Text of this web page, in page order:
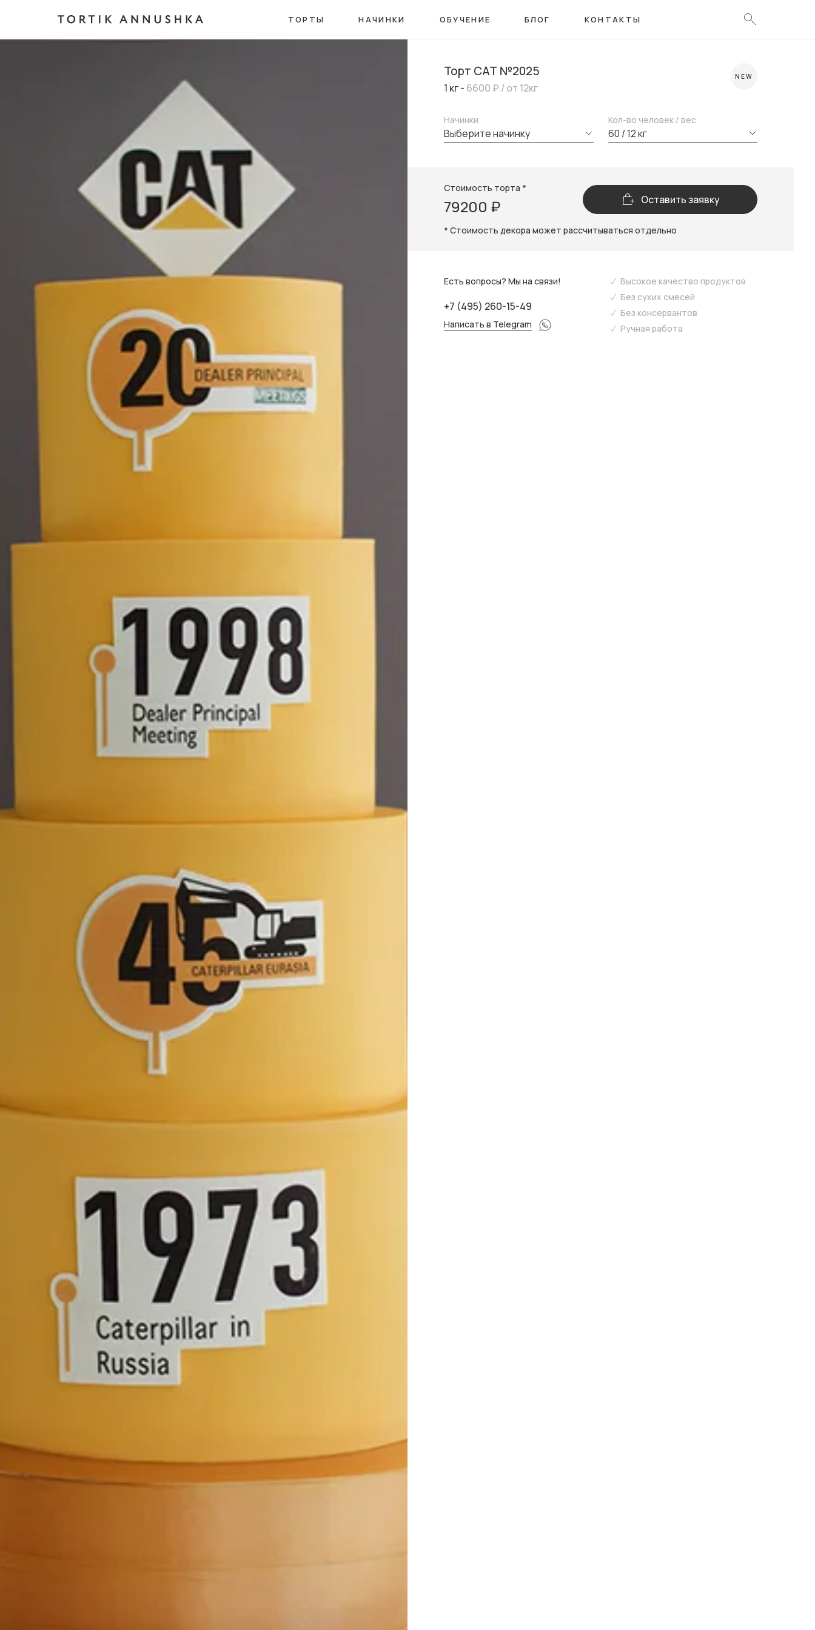
ТОРТЫ НАЧИНКИ ОБУЧЕНИЕ БЛОГ КОНТАКТЫ
Торт САТ №2025
1 кг - 6600 ₽ / от 12кг
NEW
Начинки
выберите начинку
Кол-во человек / вес
60 / 12 кг
Стоимость торта *
79200 ₽ Оставить заявку
* Стоимость декора может рассчитываться отдельно
Есть вопросы? Мы на связи!
+7 (495) 260-15-49
Написать в Telegram
Высокое качество продуктов
Без сухих смесей
Без консервантов
Ручная работа